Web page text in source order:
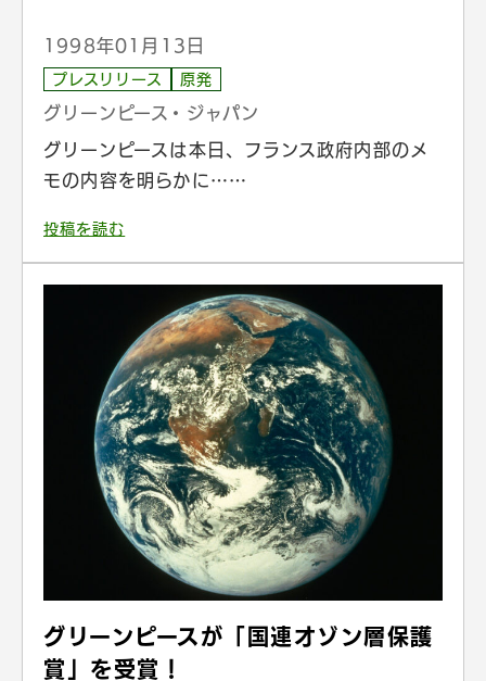
1998年01月13日
プレスリリース 原発
グリーンピース・ジャパン
グリーンピースは本日、フランス政府内部のメ
モの内容を明らかに……
投稿を読む
グリーンピースが「国連オゾン層保護
賞」を受賞！